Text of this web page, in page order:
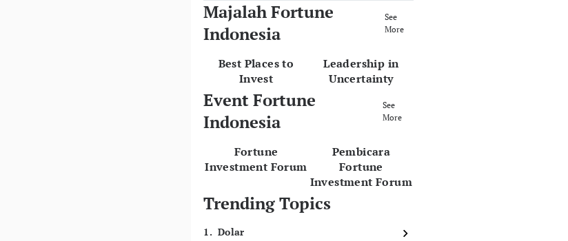
Majalah Fortune
Indonesia
See
More
Best Places to
Invest
Leadership in
Uncertainty
Event Fortune
Indonesia
See
More
Fortune
Investment Forum
Pembicara
Fortune
Investment Forum
Trending Topics
1. Dolar